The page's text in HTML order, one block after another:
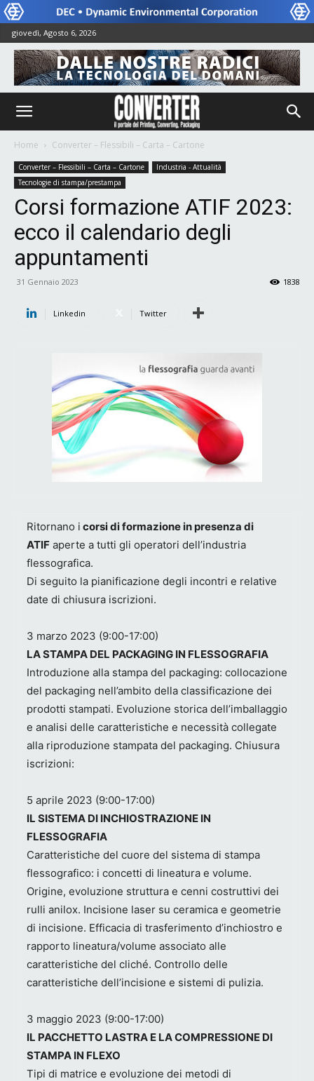
giovedì, Agosto 6, 2026
Home Converter – Flessibili – Carta – Cartone
Converter – Flessibili – Carta – Cartone
Industria - Attualità
Tecnologie di stampa/prestampa
Corsi formazione ATIF 2023:
ecco il calendario degli
appuntamenti
31 Gennaio 2023 1838
Linkedin Twitter
Ritornano i corsi di formazione in presenza di
ATIF aperte a tutti gli operatori dell’industria
flessografica.
Di seguito la pianificazione degli incontri e relative
date di chiusura iscrizioni.
3 marzo 2023 (9:00-17:00)
LA STAMPA DEL PACKAGING IN FLESSOGRAFIA
Introduzione alla stampa del packaging: collocazione
del packaging nell’ambito della classificazione dei
prodotti stampati. Evoluzione storica dell’imballaggio
e analisi delle caratteristiche e necessità collegate
alla riproduzione stampata del packaging. Chiusura
iscrizioni:
5 aprile 2023 (9:00-17:00)
IL SISTEMA DI INCHIOSTRAZIONE IN
FLESSOGRAFIA
Caratteristiche del cuore del sistema di stampa
flessografico: i concetti di lineatura e volume.
Origine, evoluzione struttura e cenni costruttivi dei
rulli anilox. Incisione laser su ceramica e geometrie
di incisione. Efficacia di trasferimento d’inchiostro e
rapporto lineatura/volume associato alle
caratteristiche del cliché. Controllo delle
caratteristiche dell’incisione e sistemi di pulizia.
3 maggio 2023 (9:00-17:00)
IL PACCHETTO LASTRA E LA COMPRESSIONE DI
STAMPA IN FLEXO
Tipi di matrice e evoluzione dei metodi di